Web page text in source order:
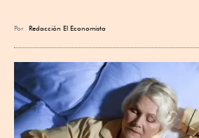
Por Redacción El Economista